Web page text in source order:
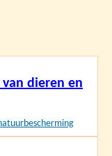
van dieren en